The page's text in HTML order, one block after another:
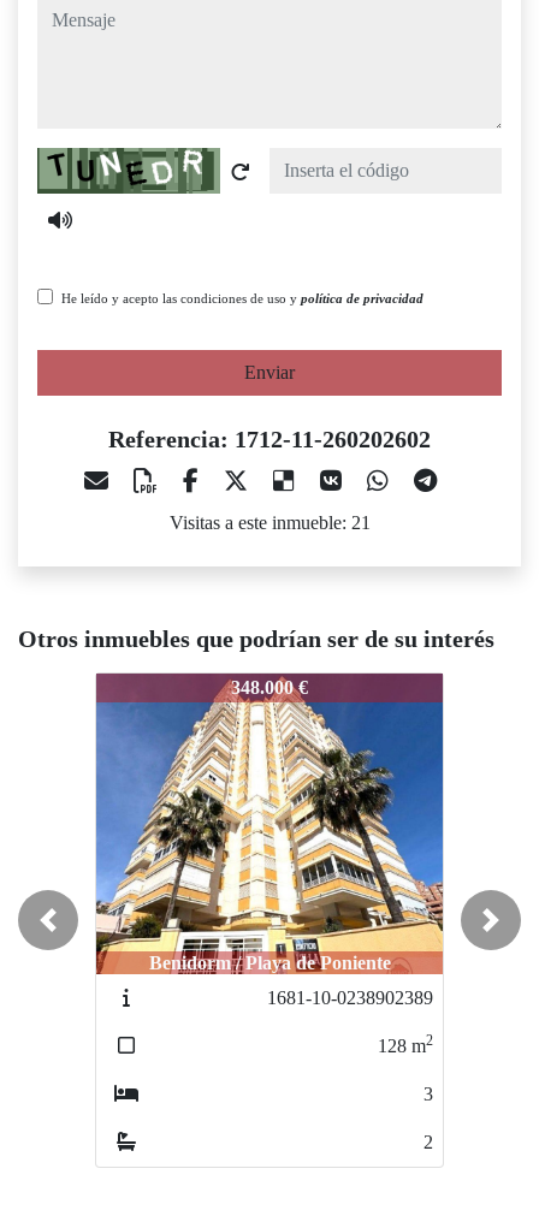
mensaje
Captcha
He leído y acepto las condiciones de uso y política de privacidad
Enviar
Referencia: 1712-11-260202602
Visitas a este inmueble: 21
Otros inmuebles que podrían ser de su interés
348.000 €
Benidorm / Playa de Poniente
1681-10-0238902389
1712-11-260202602
311.550 €
Finestrat / Cala de Finestrat
1701-10-2035120351
106
Previous Next